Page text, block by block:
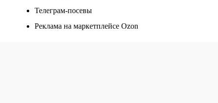
Телеграм-посевы
Реклама на маркетплейсе Ozon